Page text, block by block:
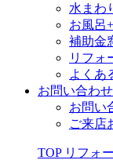
水まわ
お風呂
補助金
リフォ
よくあ
お問い合わせ
お問い
ご来店
TOP リフォ